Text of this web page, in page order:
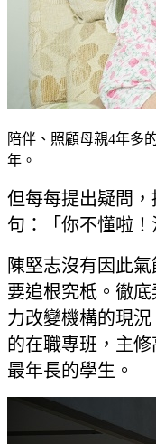
陪伴、照顧母親4年多
年。
但每每提出疑問
句：「你不懂啦！
陳堅志沒有因此
要追根究柢。徹
力改變機構的現
的在職專班，主
最年長的學生。